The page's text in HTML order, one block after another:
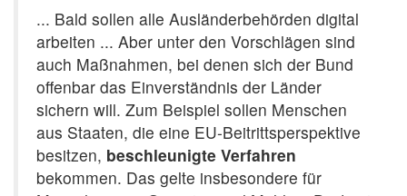
... Bald sollen alle Ausländerbehörden digital
arbeiten ... Aber unter den Vorschlägen sind
auch Maßnahmen, bei denen sich der Bund
offenbar das Einverständnis der Länder
sichern will. Zum Beispiel sollen Menschen
aus Staaten, die eine EU-Beitrittsperspektive
besitzen, beschleunigte Verfahren
bekommen. Das gelte insbesondere für